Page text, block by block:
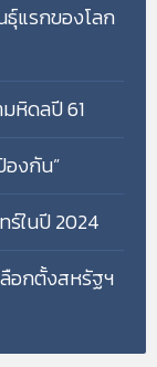
แรกของโลก
หิดลปี 61
องกัน”
ในปี 2024
อกตั้งสหรัฐฯ